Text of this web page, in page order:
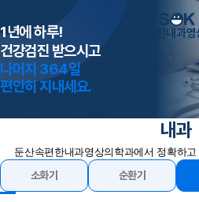
둔산속편한내과
1년에 하루!
건강검진 받으시고
나머지 364일
편안히 지내세요.
내과
둔산속편한내과영상의학과에서 정확하
소화기 순환기